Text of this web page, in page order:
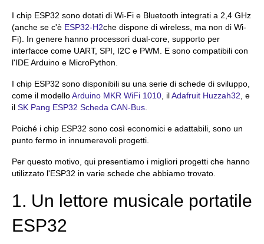
I chip ESP32 sono dotati di Wi-Fi e Bluetooth integrati a 2,4 GHz
(anche se c'è ESP32-H2che dispone di wireless, ma non di Wi-
Fi). In genere hanno processori dual-core, supporto per
interfacce come UART, SPI, I2C e PWM. E sono compatibili con
l'IDE Arduino e MicroPython.
I chip ESP32 sono disponibili su una serie di schede di sviluppo,
come il modelloArduino MKR WiFi 1010, ilAdafruit Huzzah32, e
il SK Pang ESP32 Scheda CAN-Bus.
Poiché i chip ESP32 sono così economici e adattabili, sono un
punto fermo in innumerevoli progetti.
Per questo motivo, qui presentiamo i migliori progetti che hanno
utilizzato l'ESP32 in varie schede che abbiamo trovato.
1. Un lettore musicale portatile
ESP32